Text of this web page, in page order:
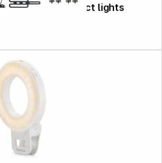
Nanlite Pavo Tube II 15X 2Kit Colour effect lights